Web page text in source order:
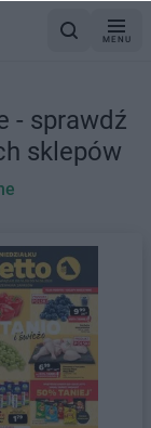
MENU
- sprawdź
sklepów